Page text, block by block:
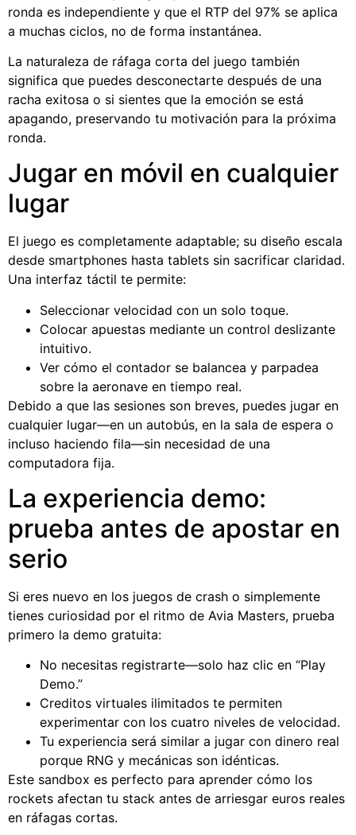
ronda es independiente y que el RTP del 97% se aplica
a muchas ciclos, no de forma instantánea.
La naturaleza de ráfaga corta del juego también
significa que puedes desconectarte después de una
racha exitosa o si sientes que la emoción se está
apagando, preservando tu motivación para la próxima
ronda.
Jugar en móvil en cualquier
lugar
El juego es completamente adaptable; su diseño escala
desde smartphones hasta tablets sin sacrificar claridad.
Una interfaz táctil te permite:
Seleccionar velocidad con un solo toque.
Colocar apuestas mediante un control deslizante
intuitivo.
Ver cómo el contador se balancea y parpadea
sobre la aeronave en tiempo real.
Debido a que las sesiones son breves, puedes jugar en
cualquier lugar—en un autobús, en la sala de espera o
incluso haciendo fila—sin necesidad de una
computadora fija.
La experiencia demo:
prueba antes de apostar en
serio
Si eres nuevo en los juegos de crash o simplemente
tienes curiosidad por el ritmo de Avia Masters, prueba
primero la demo gratuita:
No necesitas registrarte—solo haz clic en “Play
Demo.”
Creditos virtuales ilimitados te permiten
experimentar con los cuatro niveles de velocidad.
Tu experiencia será similar a jugar con dinero real
porque RNG y mecánicas son idénticas.
Este sandbox es perfecto para aprender cómo los
rockets afectan tu stack antes de arriesgar euros reales
en ráfagas cortas.